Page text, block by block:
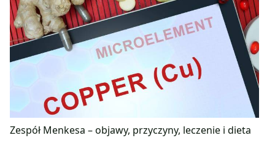
Zespół Menkesa – objawy, przyczyny, leczenie i dieta